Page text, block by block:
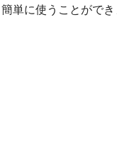
単に使うことができ